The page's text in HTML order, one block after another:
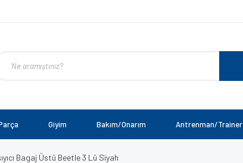
Giyim Bakım/Onarım Antrenman/Trainer
Bagaj Üstü Beetle 3 Lü Siyah